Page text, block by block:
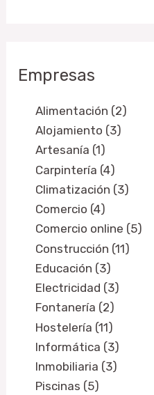
Empresas
Alimentación (2)
Alojamiento (3)
Artesanía (1)
Carpintería (4)
Climatización (3)
Comercio (4)
Comercio online (5)
Construcción (11)
Educación (3)
Electricidad (3)
Fontanería (2)
Hostelería (11)
Informática (3)
Inmobiliaria (3)
Piscinas (5)